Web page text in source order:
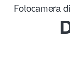
Fotocamera